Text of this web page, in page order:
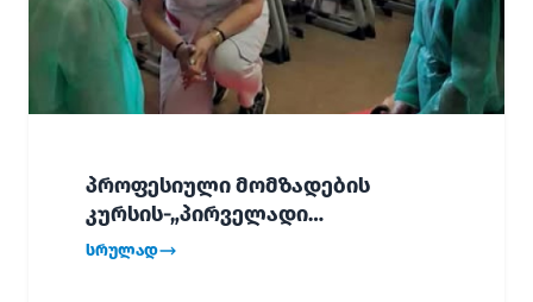
პროფესიული მომზადების
კურსის-„პირველადი
გადაუდებელი დახმარება“,
სრულად